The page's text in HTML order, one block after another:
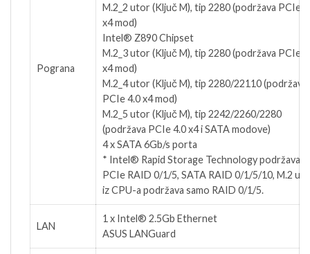
Pograna
M.2_2 utor (Ključ M), tip 2280 (podržava PCIe
x4 mod)
Intel® Z890 Chipset
M.2_3 utor (Ključ M), tip 2280 (podržava PCIe
x4 mod)
M.2_4 utor (Ključ M), tip 2280/22110 (podržava
PCIe 4.0 x4 mod)
M.2_5 utor (Ključ M), tip 2242/2260/2280
(podržava PCIe 4.0 x4 i SATA modove)
4 x SATA 6Gb/s porta
* Intel® Rapid Storage Technology podržava
PCIe RAID 0/1/5, SATA RAID 0/1/5/10, M.2
iz CPU-a podržava samo RAID 0/1/5.
LAN
1 x Intel® 2.5Gb Ethernet
ASUS LANGuard